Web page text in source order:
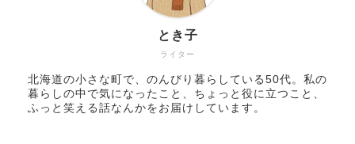
ライター
とき子
北海道の小さな町で、のんびり暮らしている50代。私の
暮らしの中で気になったこと、ちょっと役に立つこと、
ふっと笑える話なんかをお届けしています。